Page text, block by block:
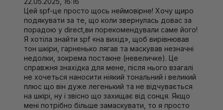
Crosspolymer, Trilaureth-4 Phosphate, Allantoin, Tremella Fuciformis
Sporocarp Extract, Bisabolol, Disodium Lauriminodipropionate
Tocopheryl Phosphates, Caesalpinia Spinosa Fruit Pod Extract,
Helianthus Annuus (Sunflower) Sprout Extract, Glycerin, Tocopherol,
Lauryl PEG-10 Tris(trimethylsiloxy)silylethyl Dimethicone,
Maltodextrin, Sodium Chloride, Ethylhexylglycerin, Isoceteth-10,
Silica, Betaine, Capryl Glycol, Dimethylmethoxy Chromanol, Hexylene
Glycol, Tetrasodium Glutamate Diacetate, PEG-10, Dehydroacetic
Acid, Phenoxyethanol, Potassium Sorbate, Benzoic Acid, Sodium
Benzoate, Iron Oxides (CI 77491, CI 77492, CI 77499).
Цей spf-це просто щось неймовірне! Хочу щиро
подякувати за те, що коли звернулась довас за
порадою у direct,ви порекомендували саме його!
Я хотіла знайти sрf «на вихід», щоб вирівнював
тон шкіри, гарненько лягав та маскував незначні
недолки, зокрема постакне (невеличке). Це
справжня знахідка для мене, після нього взагалі
не хочеться наносити ніякий тональний і великий
плюс що він дуже легенький та не відчувається
на шкірі, ну і звісно що захищає від сонця. Якщо
мені потрібно більше замаскувати, то я просто